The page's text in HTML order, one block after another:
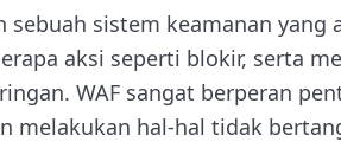
sebuah sistem keamanan yang
aksi seperti blokir, serta
WAF sangat berperan
melakukan hal-hal tidak